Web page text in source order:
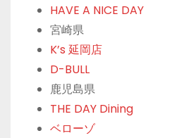
HAVE A NICE DAY
宮崎県
K’s 延岡店
D-BULL
鹿児島県
THE DAY Dining
ベローゾ